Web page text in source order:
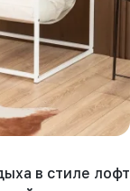
в стиле лофт